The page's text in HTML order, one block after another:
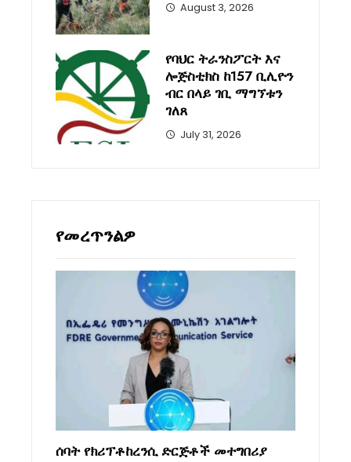
August 3, 2026
የባህር ትራንስፖርት እና
ሎጅስቲክስ ከ157 ቢሊዮን
ብር በላይ ገቢ ማግኘቱን
ገለጸ
July 31, 2026
የመረጥንልዎ
ሰባት የክሪፕቶከረንሲ ድርጅቶች መተግበሪያ